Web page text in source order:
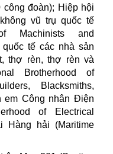
đoàn); Hiệp hội
vũ trụ quốc tế
Machinists and
tế các nhà sản
thợ rèn, thợ rèn và
Brotherhood of
Blacksmiths,
em Công nhân Điện
of Electrical
Hàng hải (Maritime